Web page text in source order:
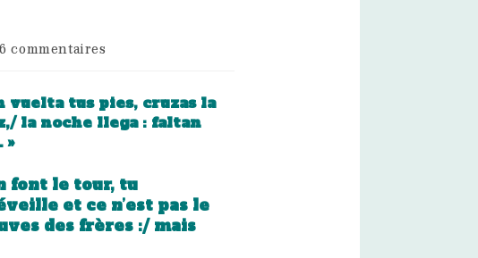
:
6 commentaires
vuelta tus pies, cruzas la
la noche llega : faltan
»
font le tour, tu
et ce n’est pas le
des frères :/ mais